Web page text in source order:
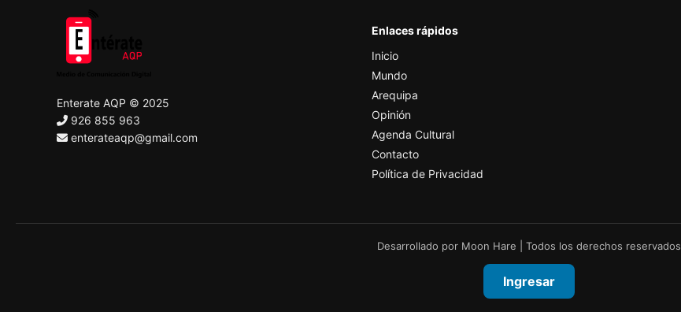
Enterate AQP © 2025
926 855 963
enterateaqp@gmail.com
Enlaces rápidos
Inicio
Mundo
Arequipa
Opinión
Agenda Cultural
Contacto
Política de Privacidad
Desarrollado por Moon Hare | Todos los derechos reservados
Ingresar